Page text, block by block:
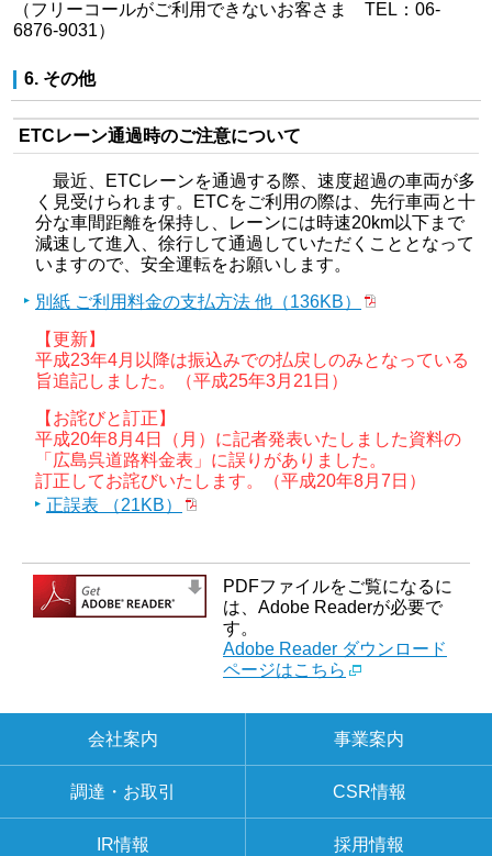
（フリーコールがご利用できないお客さま TEL：06-
6876-9031）
6. その他
ETCレーン通過時のご注意について
最近、ETCレーンを通過する際、速度超過の車両が多
く見受けられます。ETCをご利用の際は、先行車両と十
分な車間距離を保持し、レーンには時速20km以下まで
減速して進入、徐行して通過していただくこととなって
いますので、安全運転をお願いします。
別紙 ご利用料金の支払方法 他（136KB）
【更新】
平成23年4月以降は振込みでの払戻しのみとなっている
旨追記しました。（平成25年3月21日）
【お詫びと訂正】
平成20年8月4日（月）に記者発表いたしました資料の
「広島呉道路料金表」に誤りがありました。
訂正してお詫びいたします。（平成20年8月7日）
正誤表 （21KB）
PDFファイルをご覧になるに
は、Adobe Readerが必要で
す。
Adobe Reader ダウンロード
ページはこちら
会社案内 事業案内
調達・お取引 CSR情報
IR情報 採用情報